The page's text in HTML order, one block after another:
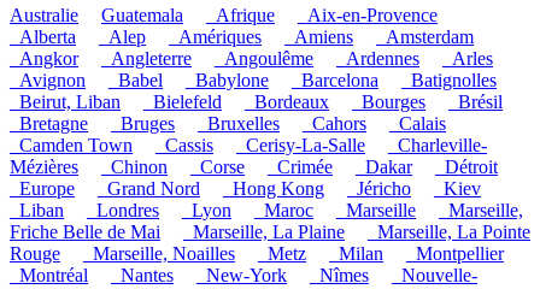
Australie Guatemala _Afrique
_Aix-en-Provence
_Alberta
_Alep _Amériques _Amiens
_Amsterdam
_Angkor
_Angleterre _Angoulême _Ardennes
_Arles
_Avignon
_Babel _Babylone _Barcelona
_Batignolles
_Beirut, Liban
_Bielefeld _Bordeaux _Bourges
_Brésil
_Bretagne
_Bruges _Bruxelles _Cahors
_Calais
_Camden Town
_Cassis _Cerisy-La-Salle
_Charleville-
Mézières
_Chinon _Corse _Crimée _Dakar
_Détroit
_Europe
_Grand Nord _Hong Kong _Jéricho
_Kiev
_Liban
_Londres _Lyon _Maroc _Marseille
_Marseille,
Friche Belle de Mai
_Marseille, La Plaine
_Marseille, La Pointe
Rouge
_Marseille, Noailles _Metz _Milan
_Montpellier
_Montréal
_Nantes _New-York _Nîmes
_Nouvelle-